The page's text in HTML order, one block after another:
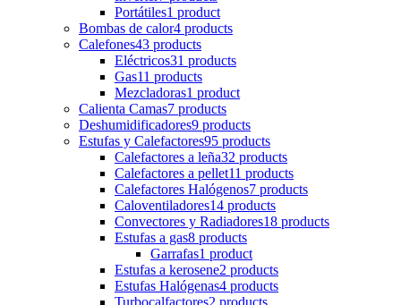
Portátiles1 product
Bombas de calor4 products
Calefones43 products
Eléctricos31 products
Gas11 products
Mezcladoras1 product
Calienta Camas7 products
Deshumidificadores9 products
Estufas y Calefactores95 products
Calefactores a leña32 products
Calefactores a pellet11 products
Calefactores Halógenos7 products
Caloventiladores14 products
Convectores y Radiadores18 products
Estufas a gas8 products
Garrafas1 product
Estufas a kerosene2 products
Estufas Halógenas4 products
Turbocalfactores2 products